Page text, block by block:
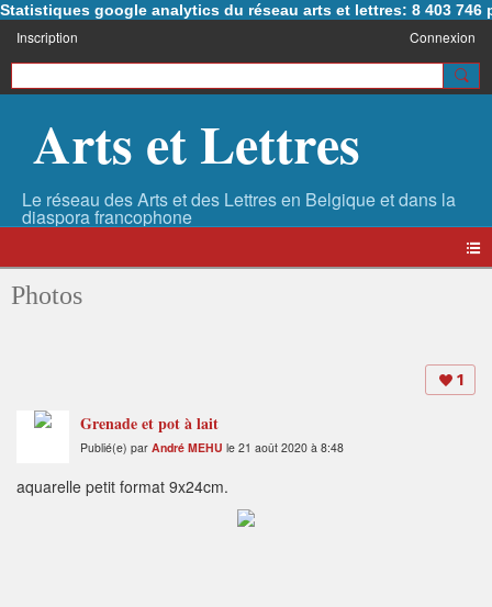
Statistiques google analytics du réseau arts et lettres: 8 403 746
Inscription Connexion
Arts et Lettres
Photos
1
Grenade et pot à lait
Publié(e) par André MEHU le 21 août 2020 à 8:48
aquarelle petit format 9x24cm.